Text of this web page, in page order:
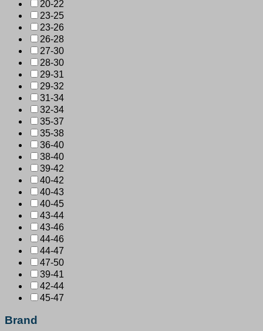
20-22
23-25
23-26
26-28
27-30
28-30
29-31
29-32
31-34
32-34
35-37
35-38
36-40
38-40
39-42
40-42
40-43
40-45
43-44
43-46
44-46
44-47
47-50
39-41
42-44
45-47
Brand